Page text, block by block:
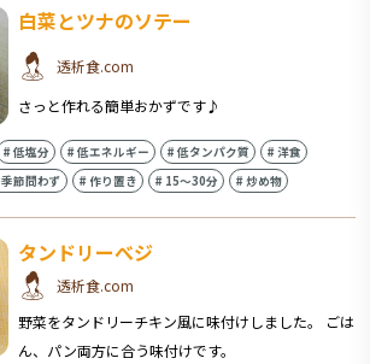
白菜とツナのソテー
透析食.com
さっと作れる簡単おかずです♪
#低塩分 #低エネルギー #低タンパク質 #洋食
季節問わず # 作り置き # 15〜30分 #炒め物
タンドリーべジ
透析食.com
野菜をタンドリーチキン風に味付けしました。 ごは
ん、パン両方に合う味付けです。